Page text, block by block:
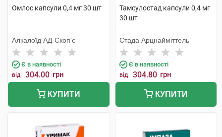
Омлос капсули 0,4 мг 30 шт
Алкалоїд АД-Скоп'є
Є в наявності
від 304.00 грн
КУПИТИ
Тамсулостад капсули 0,4 мг
30 шт
Стада Арцнайміттель
Є в наявності
від 304.80 грн
КУПИТИ